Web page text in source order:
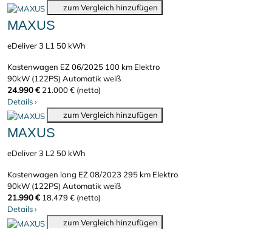
zum Vergleich hinzufügen
MAXUS
eDeliver 3 L1 50 kWh
Kastenwagen EZ 06/2025 100 km Elektro
90kW (122PS) Automatikweiß
24.990 € 21.000 € (netto)
Details›
zum Vergleich hinzufügen
MAXUS
eDeliver 3 L2 50 kWh
Kastenwagen lang EZ 08/2023 295 km Elektro
90kW (122PS) Automatikweiß
21.990 € 18.479 € (netto)
Details›
zum Vergleich hinzufügen